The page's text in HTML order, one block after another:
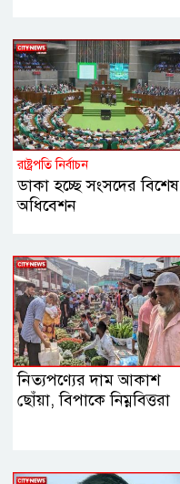
রাষ্ট্রপতি নির্বাচন
ডাকা হচ্ছে সংসদের বিশেষ
অধিবেশন
নিত্যপণ্যের দাম আকাশ
ছোঁয়া, বিপাকে নিম্নবিত্তরা